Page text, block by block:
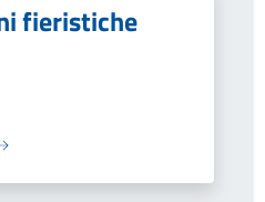
fieristiche